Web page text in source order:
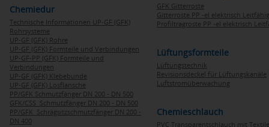
Chemiedur
Technische Informationen UP-GF (GFK)
Rohrsysteme
UP-GF (GFK) Rohre
UP-GF (GFK) Formteile und Verbindungen
UP-GF-PP (GFK) Formteile und
Verbindungen
UP-GF (GFK) Klebebunde
UP-GF (GFK) Losflansche
PP/GFK Schmutzfänger DN 200 - DN 500
GFK/CSS Schmutzfänger DN 200 - DN 500
PP/GFK Schrägsitzschmutzfänger DN 200 -
DN 400
GFK Gitterroste
Gitterroste PP -el elektrisch Leitfähig
Profiltragroste PP -el elektrisch
Lüftungsformteile
Lüftungstechnik
Revisionsdeckel für Lüftungskanäle
Luftstromüberwachung
Chemieschlauch
PVC Transparentschlauch mit